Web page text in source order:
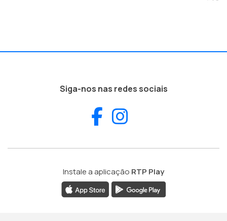
Siga-nos nas redes sociais
Facebook
Instale a aplicação RTP Play